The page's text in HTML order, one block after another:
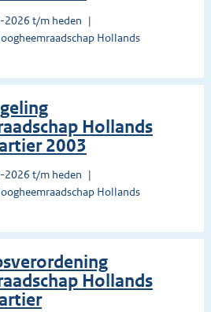
2026 t/m heden
Hollands
Hollands
2003
2026 t/m heden
Hollands
Hollands